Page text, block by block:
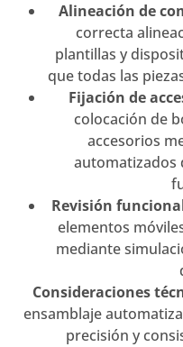
Alineación de
correcta
plantillas y
que todas las
Fijación de
colocación de
accesorios
automatizados
Revisión
elementos
mediante
Consideraciones
ensamblaje
precisión y